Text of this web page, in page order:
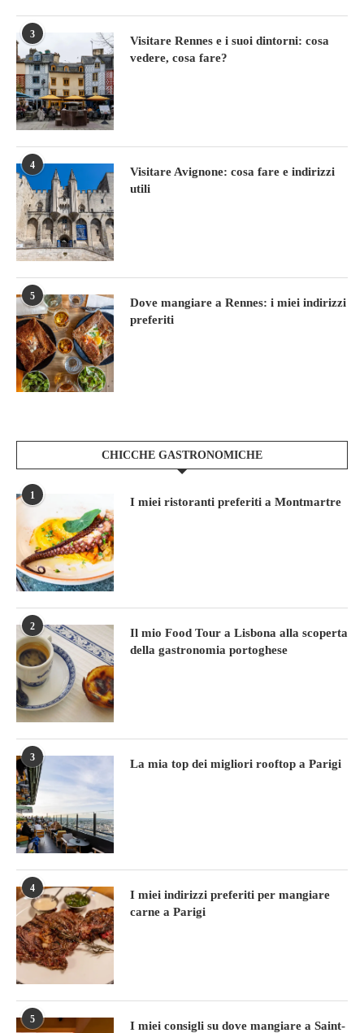
3
Visitare Rennes e i suoi dintorni: cosa
vedere, cosa fare?
4
Visitare Avignone: cosa fare e indirizzi
utili
5
Dove mangiare a Rennes: i miei indirizzi
preferiti
CHICCHE GASTRONOMICHE
1
I miei ristoranti preferiti a Montmartre
2
Il mio Food Tour a Lisbona alla scoperta
della gastronomia portoghese
3
La mia top dei migliori rooftop a Parigi
4
I miei indirizzi preferiti per mangiare
carne a Parigi
5
I miei consigli su dove mangiare a Saint-